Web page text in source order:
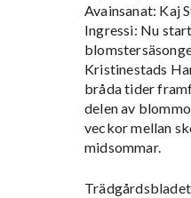
Avainsanat: Kaj
Ingressi: Nu
Kristinestads
bråda tider
delen av
veckor mellan
midsommar.